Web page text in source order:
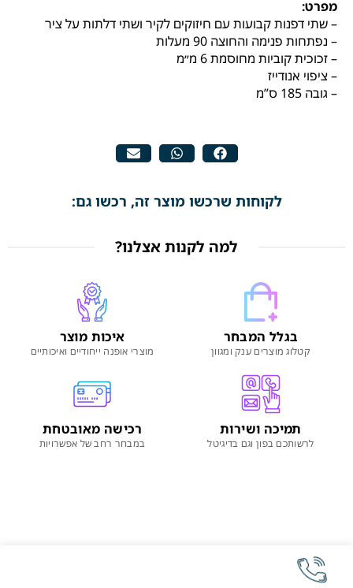
מפרט:
– שתי‭ ‬דפנות‭ ‬קבועות‭ ‬עם‭ ‬חיזוקים‭ ‬לקיר‭ ‬ושתי‭ ‬דלתות‭ ‬על‭ ‬ציר
– נפתחות‭ ‬פנימה‭ ‬והחוצה‭ ‬90‭ ‬מעלות
– זכוכית קוביות מחוסמת 6 מ״מ
– ציפוי אנודייז
– גובה 185 ס”מ
לקוחות שרכשו מוצר זה, רכשו גם:
למה לקנות אצלנו?
בגלל המבחר
קטלוג מוצרים ענק ומגוון
איכות מוצר
מוצרי אופנה ייחודיים ואיכותיים
תמיכה ושירות
לרשותכם בפון וגם בדיגיטל
רכישה מאובטחת
במבחר רחב של אפשרויות